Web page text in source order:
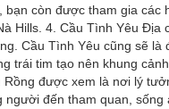
bạn còn được tham gia các
Hills. 4. Cầu Tình Yêu Địa
Cầu Tình Yêu cũng sẽ là
trái tim tạo nên khung
được xem là nơi lý
đến tham quan, sống